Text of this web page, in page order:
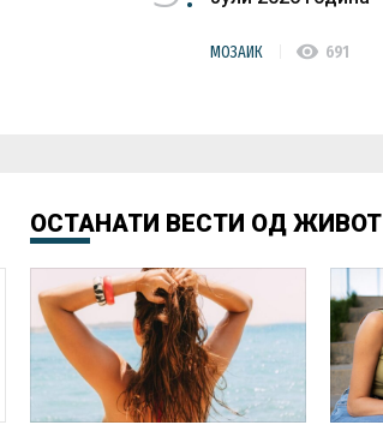
МОЗАИК visibility 691
ОСТАНАТИ ВЕСТИ ОД ЖИВОТ